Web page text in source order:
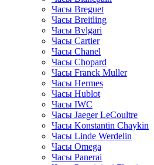
Часы Breguet
Часы Breitling
Часы Bvlgari
Часы Cartier
Часы Chanel
Часы Chopard
Часы Franck Muller
Часы Hermes
Часы Hublot
Часы IWC
Часы Jaeger LeCoultre
Часы Konstantin Chaykin
Часы Linde Werdelin
Часы Omega
Часы Panerai